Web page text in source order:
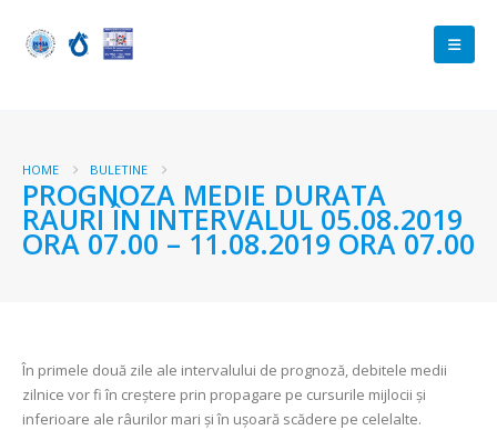
HOME BULETINE
PROGNOZA MEDIE DURATA
RAURI ÎN INTERVALUL 05.08.2019
ORA 07.00 – 11.08.2019 ORA 07.00
În primele două zile ale intervalului de prognoză, debitele medii
zilnice vor fi în creştere prin propagare pe cursurile mijlocii şi
inferioare ale râurilor mari şi în uşoară scădere pe celelalte.